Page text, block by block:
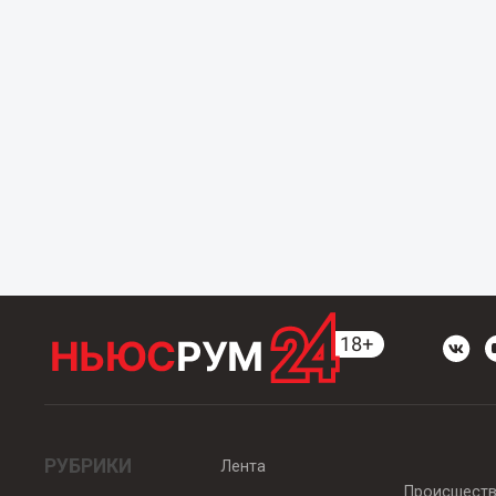
РУБРИКИ
Лента